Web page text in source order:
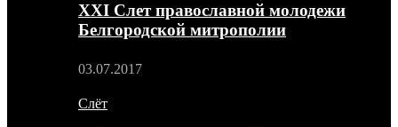
XXI Слет православной молодежи
Белгородской митрополии
03.07.2017
Слёт